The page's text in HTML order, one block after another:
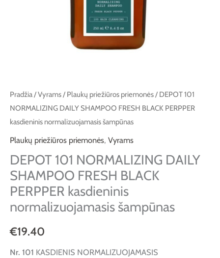
Pradžia/Vyrams/ Plaukų priežiūros priemonės/ DEPOT 101
NORMALIZING DAILY SHAMPOO FRESH BLACK PERPPER
kasdieninis normalizuojamasis šampūnas
Plaukų priežiūros priemonės, Vyrams
DEPOT 101 NORMALIZING DAILY
SHAMPOO FRESH BLACK
PERPPER kasdieninis
normalizuojamasis šampūnas
€19.40
Nr. 101 KASDIENIS NORMALIZUOJAMASIS